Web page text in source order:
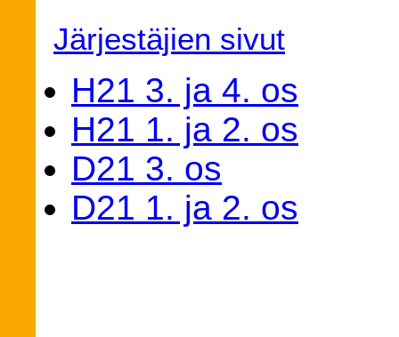
Järjestäjien sivut
H21 3. ja 4. os
H21 1. ja 2. os
D21 3. os
D21 1. ja 2. os